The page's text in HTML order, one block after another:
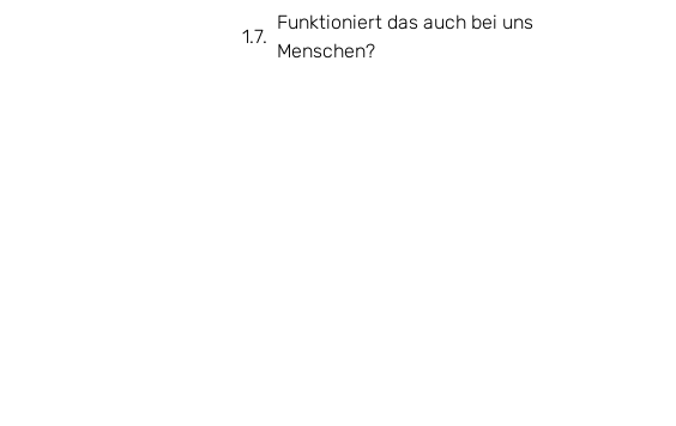
Funktioniert das auch bei uns
Menschen?